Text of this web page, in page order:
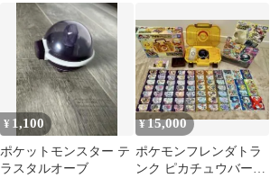
トレジャー 24枚 テラス
タルオーブ
¥ 1,100
ポケットモンスター テ
ラスタルオーブ
¥15,000
ポケモンフレンダトラ
ンク ピカチュウバージ